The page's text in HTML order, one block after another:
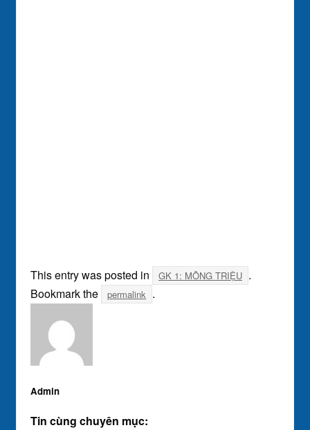
This entry was posted in GK 1: MÔNG TRIỆU .
Bookmark the
permalink .
Admin
Tin cùng chuyên mục: